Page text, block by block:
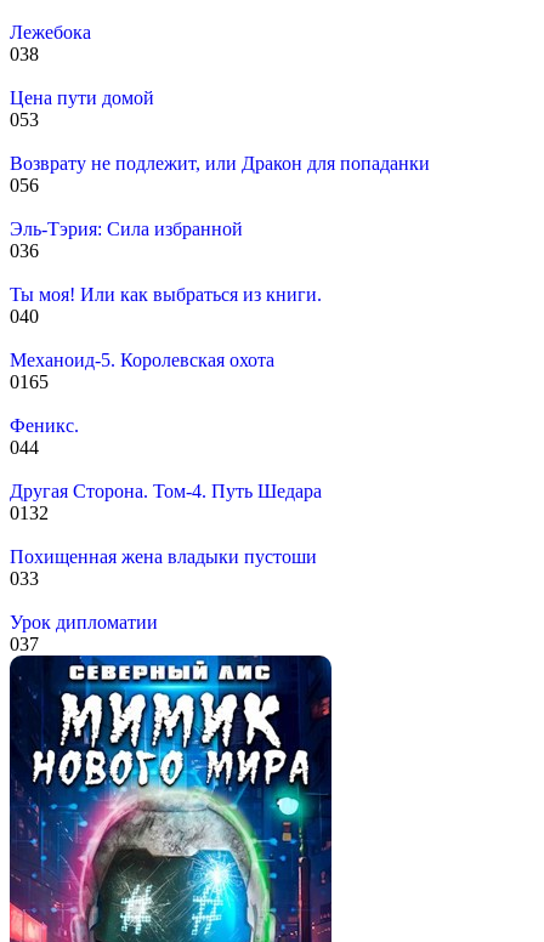
Лежебока
038
Цена пути домой
053
Возврату не подлежит, или Дракон для попаданки
056
Эль-Тэрия: Сила избранной
036
Ты моя! Или как выбраться из книги.
040
Механоид-5. Королевская охота
0165
Феникс.
044
Другая Сторона. Том-4. Путь Шедара
0132
Похищенная жена владыки пустоши
033
Урок дипломатии
037